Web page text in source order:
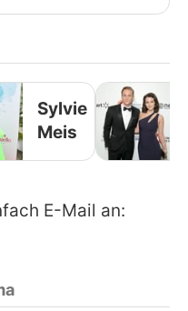
Sylvie
Meis
E-Mail an: